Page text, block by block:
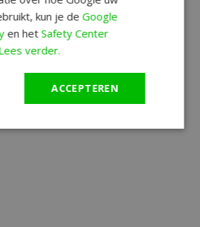
kun je deGoogle
en hetSafety Center
verder.
ACCEPTEREN